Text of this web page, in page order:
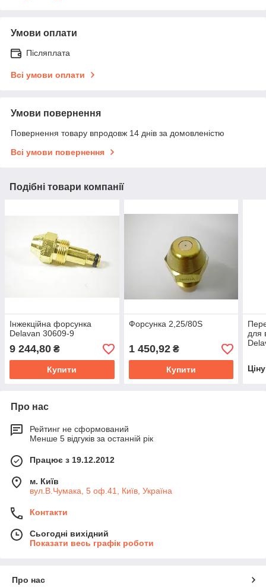
Умови оплати
Післяплата
Всі умови оплати
Умови повернення
Повернення товару впродовж 14 днів за домовленістю
Всі умови повернення
Подібні товари компанії
Інжекційна форсунка
Delavan 30609-9
9 244,80 ₴
Купити
Форсунка 2,25/80S
1 450,92₴
Купити
для
Про нас
Рейтинг не сформований
Менше 5 відгуків за останній рік
Працює з 19.12.2012
м. Київ
вул.В.Чумака, 5 оф.41, Київ, Україна
Контакти
Сьогодні вихідний
Показати весь графік роботи
Про нас